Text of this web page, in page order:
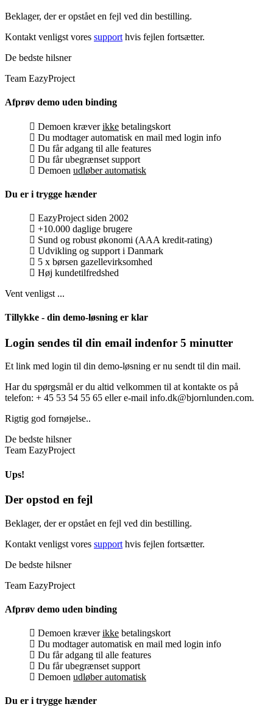
Beklager, der er opstået en fejl ved din bestilling.
Kontakt venligst vores support hvis fejlen fortsætter.
De bedste hilsner
Team EazyProject
Afprøv demo uden binding
Demoen kræverikke betalingskort
Du modtager automatisk en mail med login info
Du får adgang til alle features
Du får ubegrænset support
Demoen udløber automatisk
Du er i trygge hænder
EazyProject siden 2002
+10.000 daglige brugere
Sund og robust økonomi (AAA kredit-rating)
Udvikling og support i Danmark
5 x børsen gazellevirksomhed
Høj kundetilfredshed
Vent venligst ...
Tillykke - din demo-løsning er klar
Login sendes til din email indenfor 5 minutter
Et link med login til din demo-løsning er nu sendt til din mail.
Har du spørgsmål er du altid velkommen til at kontakte os på
telefon: + 45 53 54 55 65 eller e-mail info.dk@bjornlunden.com.
Rigtig god fornøjelse..
De bedste hilsner
Team EazyProject
Ups!
Der opstod en fejl
Beklager, der er opstået en fejl ved din bestilling.
Kontakt venligst vores support hvis fejlen fortsætter.
De bedste hilsner
Team EazyProject
Afprøv demo uden binding
Demoen kræverikke betalingskort
Du modtager automatisk en mail med login info
Du får adgang til alle features
Du får ubegrænset support
Demoen udløber automatisk
Du er i trygge hænder